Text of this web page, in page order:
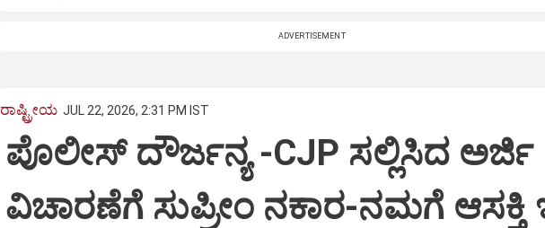
ADVERTISEMENT
ರಾಷ್ಟ್ರೀಯ JUL 22, 2026, 2:31 PM IST
ಪೊಲೀಸ್‌ ದೌರ್ಜನ್ಯ -CJP ಸಲ್ಲಿಸಿದ ಅರ್ಜಿ
ವಿಚಾರಣೆಗೆ ಸುಪ್ರೀಂ ನಕಾರ-ನಮಗೆ ಆಸಕ್ತಿ